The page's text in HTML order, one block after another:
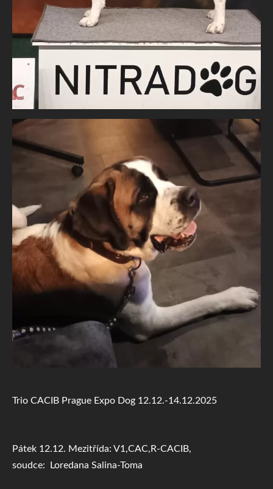
Trio CACIB Prague Expo Dog 12.12.-14.12.2025
Pátek 12.12. Mezitřída: V1,CAC,R-CACIB,
soudce: Loredana Salina-Toma